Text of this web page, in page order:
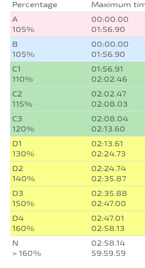
Percentage
Maximum
A
105%
00:00.00
01:56.90
B
105%
00:00.00
01:56.90
C1
110%
01:56.91
02:02.46
C2
115%
02:02.47
02:08.03
C3
120%
02:08.04
02:13.60
D1
130%
02:13.61
02:24.73
D2
140%
02:24.74
02:35.87
D3
150%
02:35.88
02:47.00
D4
160%
02:47.01
02:58.13
N
> 160%
02:58.14
59:59.59